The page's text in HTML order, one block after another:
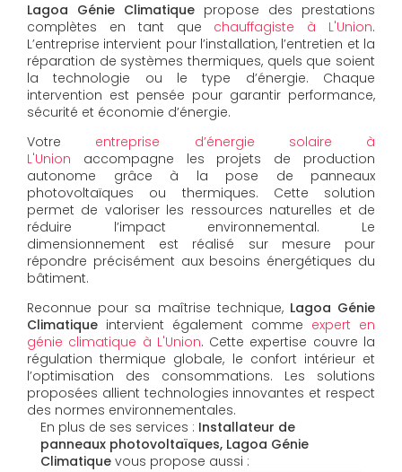
Lagoa Génie Climatique propose des prestations
complètes en tant que chauffagiste à L'Union.
L’entreprise intervient pour l’installation, l’entretien et la
réparation de systèmes thermiques, quels que soient
la technologie ou le type d’énergie. Chaque
intervention est pensée pour garantir performance,
sécurité et économie d’énergie.
Votre entreprise d’énergie solaire à
L'Union accompagne les projets de production
autonome grâce à la pose de panneaux
photovoltaïques ou thermiques. Cette solution
permet de valoriser les ressources naturelles et de
réduire l’impact environnemental. Le
dimensionnement est réalisé sur mesure pour
répondre précisément aux besoins énergétiques du
bâtiment.
Reconnue pour sa maîtrise technique, Lagoa Génie
Climatique intervient également comme expert en
génie climatique à L'Union. Cette expertise couvre la
régulation thermique globale, le confort intérieur et
l’optimisation des consommations. Les solutions
proposées allient technologies innovantes et respect
des normes environnementales.
En plus de ses services : Installateur de
panneaux photovoltaïques, Lagoa Génie
Climatique vous propose aussi :